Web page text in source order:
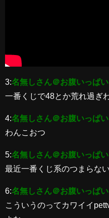
3:名無しさん＠お腹いっぱい
一番くじで48とか荒れ過ぎ
4:名無しさん＠お腹いっぱい
わんこおつ
5:名無しさん＠お腹いっぱい
最近一番くじ系のつまらな
6:名無しさん＠お腹いっぱい
こういうのってカワイイ